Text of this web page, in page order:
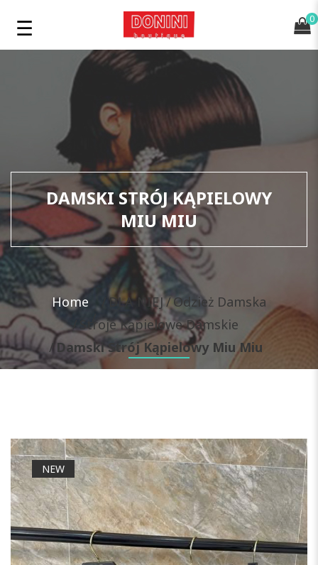
0
DAMSKI STRÓJ KĄPIELOWY
MIU MIU
Home DLA NIEJ
Odzież Damska
Stroje Kąpielowe Damskie
Damski Strój Kąpielowy Miu Miu
NEW